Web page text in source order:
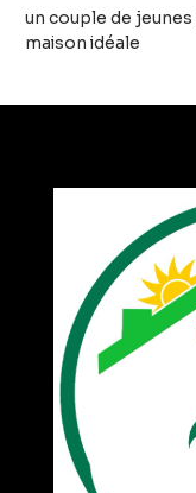
un couple de
maison idéale